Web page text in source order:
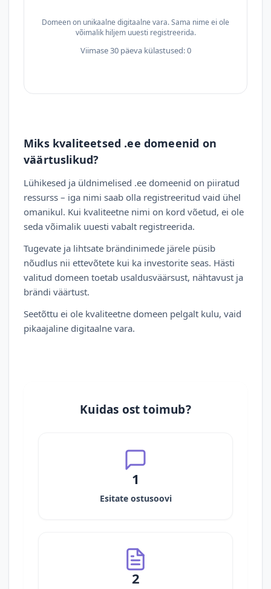
Domeen on unikaalne digitaalne vara. Sama nime ei ole
võimalik hiljem uuesti registreerida.
Viimase 30 päeva külastused: 0
Miks kvaliteetsed .ee domeenid on
väärtuslikud?
Lühikesed ja üldnimelised .ee domeenid on piiratud
ressurss – iga nimi saab olla registreeritud vaid ühel
omanikul. Kui kvaliteetne nimi on kord võetud, ei ole
seda võimalik uuesti vabalt registreerida.
Tugevate ja lihtsate brändinimede järele püsib
nõudlus nii ettevõtete kui ka investorite seas. Hästi
valitud domeen toetab usaldusväärsust, nähtavust ja
brändi väärtust.
Seetõttu ei ole kvaliteetne domeen pelgalt kulu, vaid
pikaajaline digitaalne vara.
Kuidas ost toimub?
1
Esitate ostusoovi
2